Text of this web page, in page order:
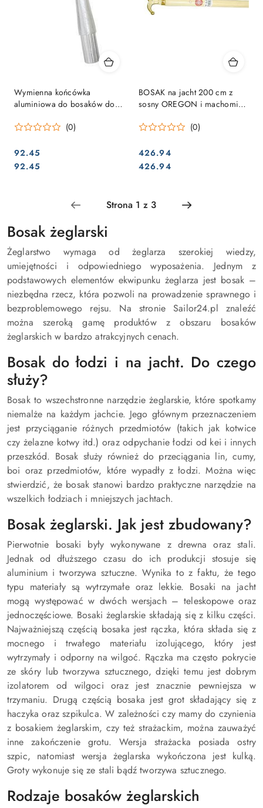
Wymienna końcówka
aluminiowa do bosaków do
(0)
Cena:
92.45
Cena:
92.45
BOSAK na jacht 200 cm z
sosny OREGON i machomiu z
(0)
Cena:
426.94
Cena:
426.94
Bosak żeglarski
Żeglarstwo wymaga od żeglarza szerokiej wiedzy,
umiejętności i odpowiedniego wyposażenia. Jednym z
podstawowych elementów ekwipunku żeglarza jest bosak –
niezbędna rzecz, która pozwoli na prowadzenie sprawnego i
bezproblemowego rejsu. Na stronie Sailor24.pl znaleźć
można szeroką gamę produktów z obszaru bosaków
żeglarskich w bardzo atrakcyjnych cenach.
Bosak do łodzi i na jacht. Do czego
służy?
Bosak to wszechstronne narzędzie żeglarskie, które spotkamy
niemalże na każdym jachcie. Jego głównym przeznaczeniem
jest przyciąganie różnych przedmiotów (takich jak kotwice
czy żelazne kotwy itd.) oraz odpychanie łodzi od kei i innych
przeszkód. Bosak służy również do przeciągania lin, cumy,
boi oraz przedmiotów, które wypadły z łodzi. Można więc
stwierdzić, że bosak stanowi bardzo praktyczne narzędzie na
wszelkich łodziach i mniejszych jachtach.
Bosak żeglarski. Jak jest zbudowany?
Pierwotnie bosaki były wykonywane z drewna oraz stali.
Jednak od dłuższego czasu do ich produkcji stosuje się
aluminium i tworzywa sztuczne. Wynika to z faktu, że tego
typu materiały są wytrzymałe oraz lekkie. Bosaki na jacht
mogą występować w dwóch wersjach – teleskopowe oraz
jednoczęściowe. Bosaki żeglarskie składają się z kilku części.
Najważniejszą częścią bosaka jest rączka, która składa się z
mocnego i trwałego materiału izolującego, który jest
wytrzymały i odporny na wilgoć. Rączka ma często pokrycie
ze skóry lub tworzywa sztucznego, dzięki temu jest dobrym
izolatorem od wilgoci oraz jest znacznie pewniejsza w
trzymaniu. Drugą częścią bosaka jest grot składający się z
haczyka oraz szpikulca. W zależności czy mamy do czynienia
z bosakiem żeglarskim, czy też strażackim, można zauważyć
inne zakończenie grotu. Wersja strażacka posiada ostry
szpic, natomiast wersja żeglarska wykończona jest kulką.
Groty wykonuje się ze stali bądź tworzywa sztucznego.
Rodzaje bosaków żeglarskich